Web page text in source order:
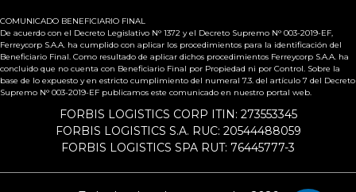
COMUNICADO BENEFICIARIO FINAL
De acuerdo con el Decreto Legislativo N° 1372 y el Decreto Supremo N° 003-2019-EF,
Ferreycorp S.A.A. ha cumplido con aplicar los procedimientos para la identificación del
Beneficiario Final. Como resultado de aplicar dichos procedimientos Ferreycorp S.A.A. ha
concluido que no cuenta con Beneficiario Final por Propiedad ni por Control. Sobre la
base de lo expuesto y en estricto cumplimiento del numeral 7.3. del artículo 7 del Decreto
Supremo N° 003-2019-EF publicamos este comunicado en nuestro portal web.
FORBIS LOGISTICS CORP ITIN: 273553345
FORBIS LOGISTICS S.A. RUC: 20544488059
FORBIS LOGISTICS SPA RUT: 76445777-3